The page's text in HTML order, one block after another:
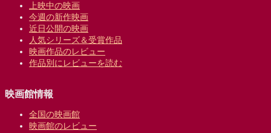
上映中の映画
今週の新作映画
近日公開の映画
人気シリーズ＆受賞作品
映画作品のレビュー
作品別にレビューを読む
映画館情報
全国の映画館
映画館のレビュー